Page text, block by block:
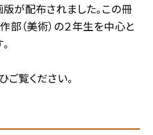
が配布されました。この冊
部（美術）の２年生を中心と
覧ください。